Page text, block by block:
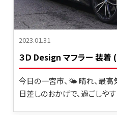
2023.01.31
３Ｄ Design マフラー 装
今日の一宮市、🌤 晴れ、最
日差しのおかげで、過ごしや